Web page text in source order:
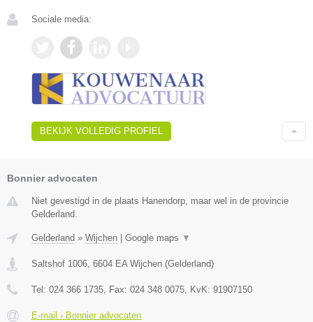
Sociale media:
BEKIJK VOLLEDIG PROFIEL
Bonnier advocaten
Niet gevestigd in de plaats Hanendorp, maar wel in de provincie
Gelderland.
Gelderland » Wijchen Google maps ▼
Saltshof 1006, 6604 EA Wijchen (Gelderland)
Tel: 024 366 1735, Fax: 024 348 0075, KvK: 91907150
E-mail › Bonnier advocaten